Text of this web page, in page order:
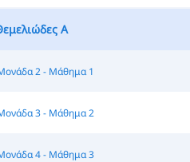
A
2 - Μάθημα 1
3 - Μάθημα 2
4 - Μάθημα 3